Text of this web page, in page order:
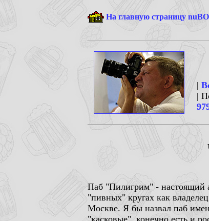
На главную страницу
|
|
Паб "Пилигрим" - настоящий
"пивных" кругах как
Москве. Я бы назвал паб
"касковые", конечно есть и